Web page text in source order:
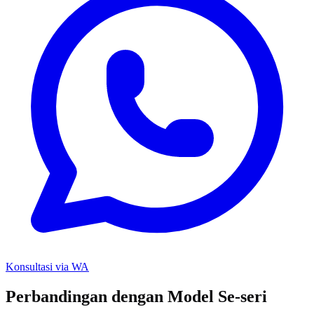
Konsultasi via WA
Perbandingan dengan Model Se-seri